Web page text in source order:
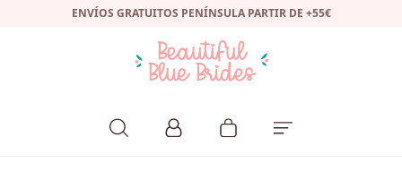
ENVÍOS GRATUITOS PENÍNSULA PARTIR DE +55€